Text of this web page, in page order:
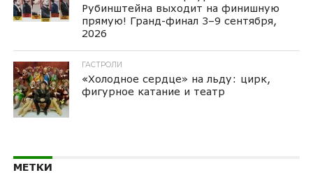
Рубинштейна выходит на финишную
прямую! Гранд-финал 3–9 сентября,
2026
ГАСТРОЛИ
«Холодное сердце» на льду: цирк,
фигурное катание и театр
МЕТКИ